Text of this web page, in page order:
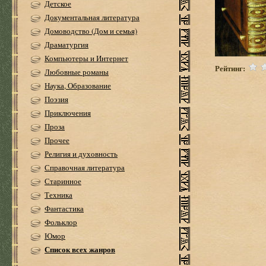
Детское
Документальная литература
Домоводство (Дом и семья)
Драматургия
Компьютеры и Интернет
Любовные романы
Наука, Образование
Поэзия
Приключения
Проза
Прочее
Религия и духовность
Справочная литература
Старинное
Техника
Фантастика
Фольклор
Юмор
Список всех жанров
Рейтинг: